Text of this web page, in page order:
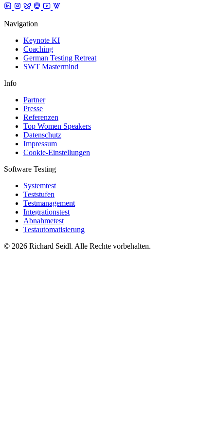
Navigation
Keynote KI
Coaching
German Testing Retreat
SWT Mastermind
Info
Partner
Presse
Referenzen
Top Women Speakers
Datenschutz
Impressum
Cookie-Einstellungen
Software Testing
Systemtest
Teststufen
Testmanagement
Integrationstest
Abnahmetest
Testautomatisierung
© 2026 Richard Seidl. Alle Rechte vorbehalten.